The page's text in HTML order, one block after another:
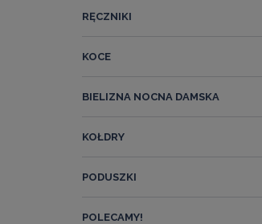
RĘCZNIKI
KOCE
BIELIZNA NOCNA DAMSKA
KOŁDRY
PODUSZKI
POLECAMY!